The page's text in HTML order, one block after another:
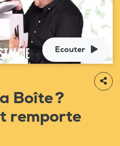
Ecouter
Boîte ?
remporte